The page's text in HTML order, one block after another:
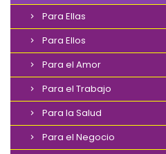
Para Ellas
Para Ellos
Para el Amor
Para el Trabajo
Para la Salud
Para el Negocio